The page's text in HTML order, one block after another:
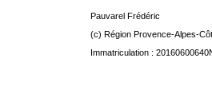
Pauvarel Frédéric
(c) Région Provence-Alpes-
Immatriculation :